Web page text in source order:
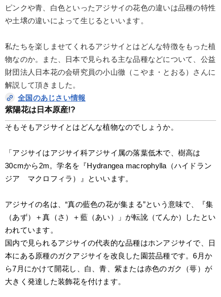
ピンクや青、白色といったアジサイの花色の違いは品種の特性
や土壌の違いによって生じるといいます。
私たちを楽しませてくれるアジサイとはどんな特徴をもった植
物なのか。また、日本で見られる主な品種などについて、公益
財団法人日本花の会研究員の小山徹（こやま・とおる）さんに
解説して頂きました。
全国のあじさい情報
紫陽花は日本原産!?
そもそもアジサイとはどんな植物なのでしょうか。
「アジサイはアジサイ科アジサイ属の落葉低木で、樹高は
30cmから2m。学名を『Hydrangea macrophylla（ハイドラン
ジア　マクロフィラ）』といいます。
アジサイの名は、“真の藍色の花が集まる”という意味で、『集
（あず）＋真（さ）＋藍（あい）」が転訛（てんか）したとい
われています。
国内で見られるアジサイの代表的な品種はホンアジサイで、日
本にある原種のガクアジサイを改良した園芸品種です。6月か
ら7月にかけて開花し、白、青、紫または赤色のガク（萼）が
大きく発達した装飾花を付けます。